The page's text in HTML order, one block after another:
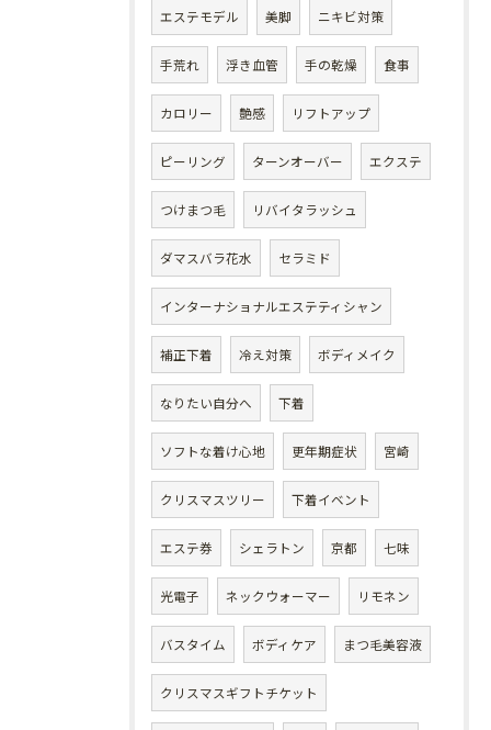
エステモデル 美脚 ニキビ対策
手荒れ 浮き血管 手の乾燥 食事
カロリー 艶感 リフトアップ
ピーリング ターンオーバー エクステ
つけまつ毛 リバイタラッシュ
ダマスバラ花水 セラミド
インターナショナルエステティシャン
補正下着 冷え対策 ボディメイク
なりたい自分へ 下着
ソフトな着け心地 更年期症状 宮崎
クリスマスツリー 下着イベント
エステ券 シェラトン 京都 七味
光電子 ネックウォーマー リモネン
バスタイム ボディケア まつ毛美容液
クリスマスギフトチケット